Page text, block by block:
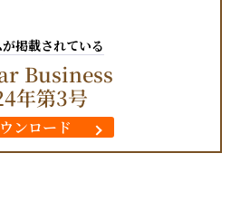
掲載されている
Business
年第3号
ンロード